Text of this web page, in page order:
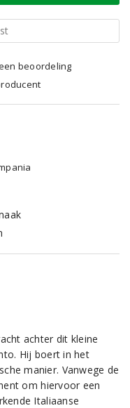
beoordeling
achter dit kleine
Hij boert in het
manier. Vanwege de
om hiervoor een
Italiaanse